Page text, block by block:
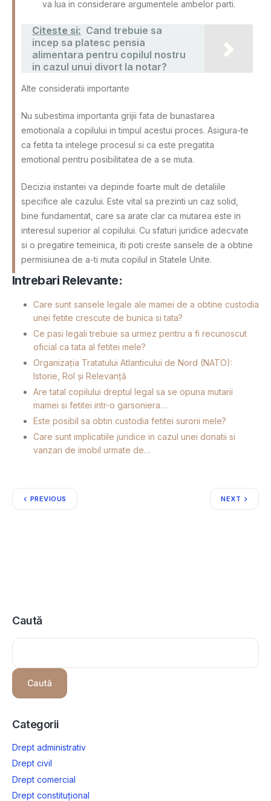
va lua in considerare argumentele ambelor parti.
Citeste si: Cand trebuie sa
incep sa platesc pensia
alimentara pentru copilul nostru
in cazul unui divort la notar?
Alte consideratii importante
Nu subestima importanta grijii fata de bunastarea
emotionala a copilului in timpul acestui proces. Asigura-te
ca fetita ta intelege procesul si ca este pregatita
emotional pentru posibilitatea de a se muta.
Decizia instantei va depinde foarte mult de detaliile
specifice ale cazului. Este vital sa prezinti un caz solid,
bine fundamentat, care sa arate clar ca mutarea este in
interesul superior al copilului. Cu sfaturi juridice adecvate
si o pregatire temeinica, iti poti creste sansele de a obtine
permisiunea de a-ti muta copilul in Statele Unite.
Intrebari Relevante:
Care sunt sansele legale ale mamei de a obtine custodia
unei fetite crescute de bunica si tata?
Ce pasi legali trebuie sa urmez pentru a fi recunoscut
oficial ca tata al fetitei mele?
Organizația Tratatului Atlanticului de Nord (NATO):
Istorie, Rol și Relevanță
Are tatal copilului dreptul legal sa se opuna mutarii
mamei si fetitei intr-o garsoniera…
Este posibil sa obtin custodia fetitei surorii mele?
Care sunt implicatiile juridice in cazul unei donatii si
vanzari de imobil urmate de…
PREVIOUS NEXT
Caută
Caută
Categorii
Drept administrativ
Drept civil
Drept comercial
Drept constituțional